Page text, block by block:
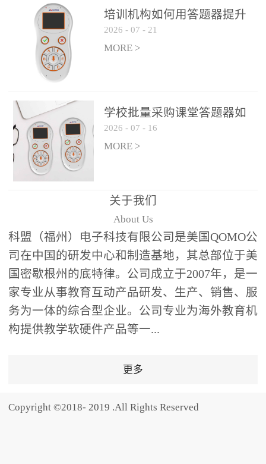
点讲解互动，还是课后即
时反馈，QVote 都能灵活
适配不同教学环节需求，
让教师专注于教学内容本
身，而非技术操作。多元
热情QVote 提供了丰富的
互动功能矩阵，满足不同
学科、不同教学目标的互
动需求：即时答题：支持
单选题、多选题、判断题
等基础题型，学生通过答
题器快速响应，系统实时
统计答题数据并生成可视
化图表，让教师瞬间掌握
学生知识掌握情况。主观
反馈：包含简答题、观点
阐述等开放式互动，鼓励
学生自由表达思考过程，
培养批判性思维与表达能
功能增加课堂趣味性，同
培训机构如何用答题器提升
学生专注度
2026 - 07 - 21
MORE >
学校批量采购课堂答题器如
何选厂家
2026 - 07 - 16
MORE >
关于我们
About Us
科盟（福州）电子科技有限公司是美国QOMO公
司在中国的研发中心和制造基地，其总部位于美
国密歇根州的底特律。公司成立于2007年，是一
家专业从事教育互动产品研发、生产、销售、服
务为一体的综合型企业。公司专业为海外教育机
构提供教学软硬件产品等一...
更多
Copyright ©2018- 2019 .All Rights Reserved